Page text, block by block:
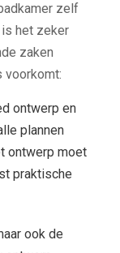
zelf
het zeker
zaken
voorkomt:
ontwerp en
plannen
ontwerp moet
praktische
ook de